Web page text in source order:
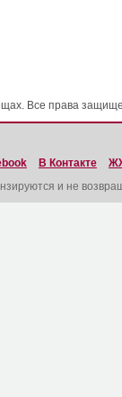
Все права
В Контакте
и не